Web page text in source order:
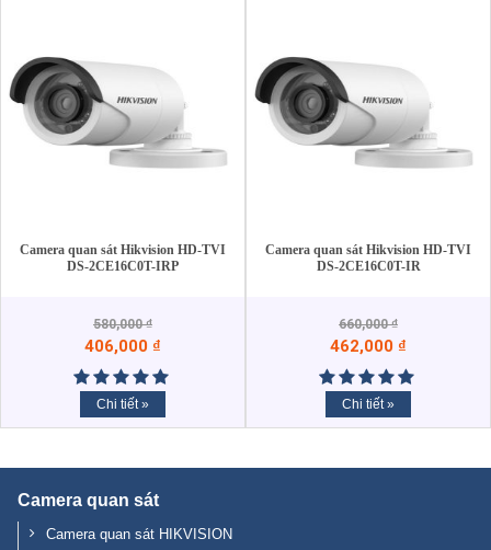
Camera quan sát Hikvision HD-TVI
DS-2CE16C0T-IRP
580,000₫
406,000 ₫
Chi tiết »
Camera quan sát Hikvision HD-TVI
DS-2CE16C0T-IR
660,000₫
462,000 ₫
Chi tiết »
Camera quan sát
Camera quan sát HIKVISION